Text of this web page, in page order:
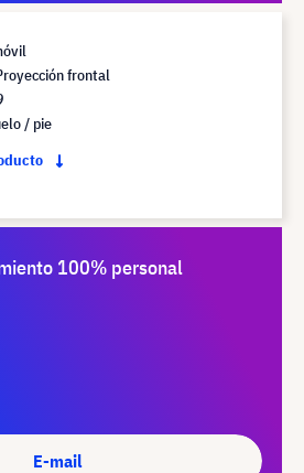
frontal
/ pie
100% personal
E-mail